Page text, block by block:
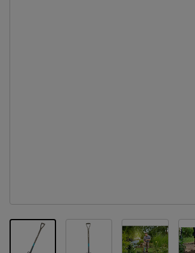
View larger imageView larger image
View